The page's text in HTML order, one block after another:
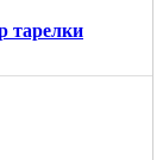
тарелки